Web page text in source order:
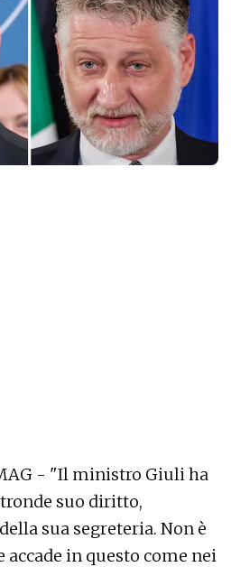
- "Il ministro Giuli ha
suo diritto,
sua segreteria. Non è
in questo come nei